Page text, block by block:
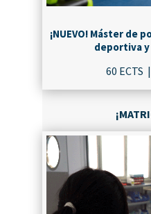
¡NUEVO! Máster de
deportiva
60 ECTS